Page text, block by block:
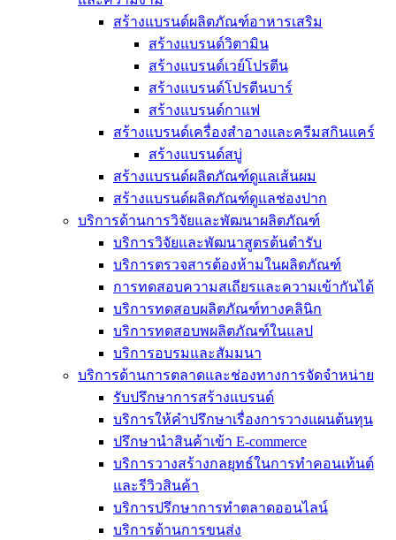
สร้างแบรนด์ผลิตภัณฑ์อาหารเสริม
สร้างแบรนด์วิตามิน
สร้างแบรนด์เวย์โปรตีน
สร้างแบรนด์โปรตีนบาร์
สร้างแบรนด์กาแฟ
สร้างแบรนด์เครื่องสำอางและครีมสกินแคร์
สร้างแบรนด์สบู่
สร้างแบรนด์ผลิตภัณฑ์ดูแลเส้นผม
สร้างแบรนด์ผลิตภัณฑ์ดูแลช่องปาก
บริการด้านการวิจัยและพัฒนาผลิตภัณฑ์
บริการวิจัยและพัฒนาสูตรต้นตำรับ
บริการตรวจสารต้องห้ามในผลิตภัณฑ์
การทดสอบความสเถียรและความเข้ากันได้
บริการทดสอบผลิตภัณฑ์ทางคลินิก
บริการทดสอบพผลิตภัณฑ์ในแลป
บริการอบรมและสัมมนา
บริการด้านการตลาดและช่องทางการจัดจำหน่าย
รับปรึกษาการสร้างแบรนด์
บริการให้คำปรึกษาเรื่องการวางแผนต้นทุน
ปรึกษานำสินค้าเข้า E-commerce
บริการวางสร้างกลยุทธ์ในการทำคอนเท้นต์
และรีวิวสินค้า
บริการปรึกษาการทำตลาดออนไลน์
บริการด้านการขนส่ง